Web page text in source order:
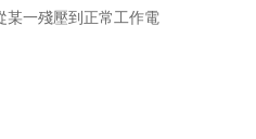
某一殘壓到正常工作電